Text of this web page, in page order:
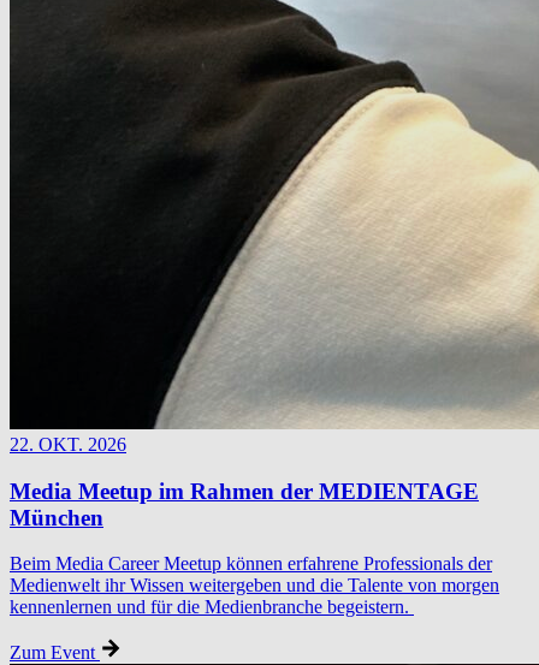
22. OKT. 2026
Media Meetup im Rahmen der MEDIENTAGE
München
Beim Media Career Meetup können erfahrene Professionals der
Medienwelt ihr Wissen weitergeben und die Talente von morgen
kennenlernen und für die Medienbranche begeistern.
Zum Event